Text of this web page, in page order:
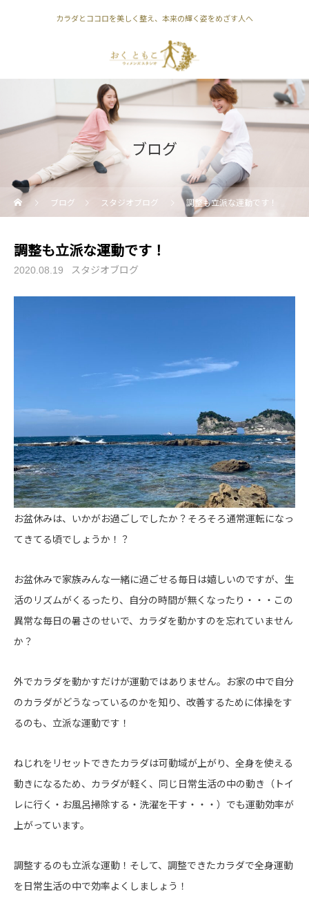
カラダとココロを美しく整え、本来の輝く姿をめざす人へ
ブログ
ブログ スタジオブログ 調整も立派な運動です！
調整も立派な運動です！
2020.08.19 スタジオブログ
お盆休みは、いかがお過ごしでしたか？そろそろ通常運転になっ
てきてる頃でしょうか！？
お盆休みで家族みんな一緒に過ごせる毎日は嬉しいのですが、生
活のリズムがくるったり、自分の時間が無くなったり・・・この
異常な毎日の暑さのせいで、カラダを動かすのを忘れていません
か？
外でカラダを動かすだけが運動ではありません。お家の中で自分
のカラダがどうなっているのかを知り、改善するために体操をす
るのも、立派な運動です！
ねじれをリセットできたカラダは可動域が上がり、全身を使える
動きになるため、カラダが軽く、同じ日常生活の中の動き（トイ
レに行く・お風呂掃除する・洗濯を干す・・・）でも運動効率が
上がっています。
調整するのも立派な運動！そして、調整できたカラダで全身運動
を日常生活の中で効率よくしましょう！